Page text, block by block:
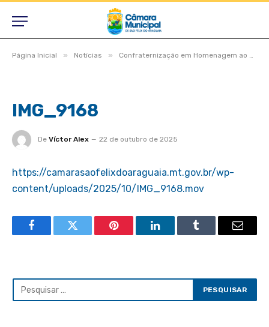
Página Inicial » Notícias » Confraternização em Homenagem ao Dia do Professor
IMG_9168
De Víctor Alex 22 de outubro de 2025
https://camarasaofelixdoaraguaia.mt.gov.br/wp-
content/uploads/2025/10/IMG_9168.mov
FacebookTwitter Pinterest LinkedInTumblr Email